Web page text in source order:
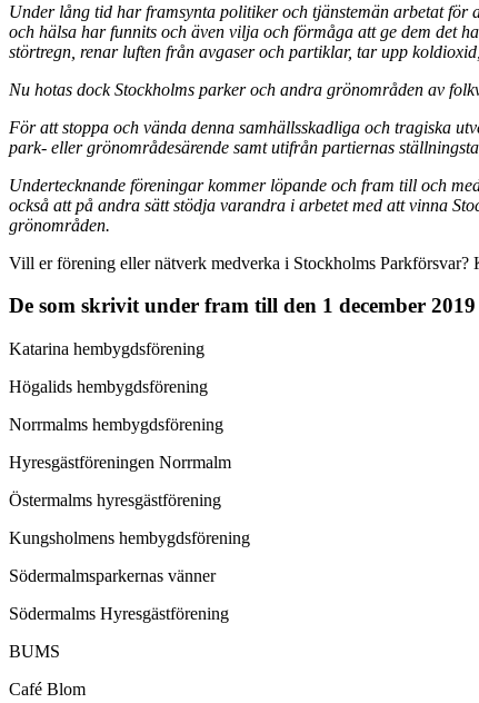
Under lång tid har framsynta politiker och tjänstemän arbetat för
och hälsa har funnits och även vilja och förmåga att ge dem det
störtregn, renar luften från avgaser och partiklar, tar upp
Nu hotas dock Stockholms parker och andra grönområden av
För att stoppa och vända denna samhällsskadliga och tragiska
park- eller grönområdesärende samt utifrån partiernas
Undertecknande föreningar kommer löpande och fram till och
också att på andra sätt stödja varandra i arbetet med att vinna
grönområden.
Vill er förening eller nätverk medverka i Stockholms Parkförsvar?
De som skrivit under fram till den 1 december 2019
Katarina hembygdsförening
Högalids hembygdsförening
Norrmalms hembygdsförening
Hyresgästföreningen Norrmalm
Östermalms hyresgästförening
Kungsholmens hembygdsförening
Södermalmsparkernas vänner
Södermalms Hyresgästförening
BUMS
Café Blom